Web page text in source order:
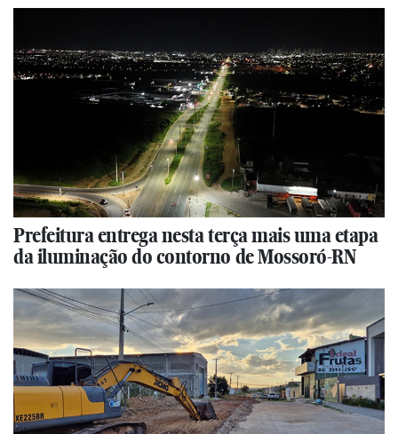
Prefeitura entrega nesta terça mais uma etapa
da iluminação do contorno de Mossoró-RN